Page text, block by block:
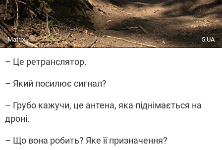
Matrix 5.UA
– Це ретранслятор.
– Який посилює сигнал?
– Грубо кажучи, це антена, яка піднімається на
дроні.
– Що вона робить? Яке її призначення?